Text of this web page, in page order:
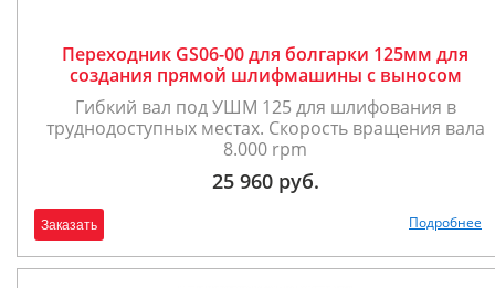
Переходник GS06-00 для болгарки 125мм для
создания прямой шлифмашины с выносом
Гибкий вал под УШМ 125 для шлифования в
труднодоступных местах. Скорость вращения вала
8.000 rpm
25 960 руб.
Заказать Подробнее